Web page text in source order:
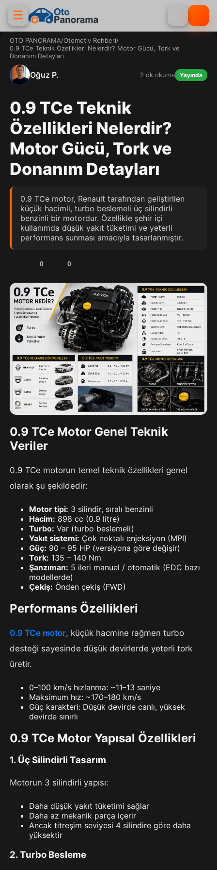
☰
OTO PANORAMA/Otomotiv Rehberi/
0.9 TCe Teknik Özellikleri Nelerdir? Motor Gücü, Tork ve
Donanım Detayları
Oğuz P. 2 dk okuma Yayında
0.9 TCe Teknik
Özellikleri Nelerdir?
Motor Gücü, Tork ve
Donanım Detayları
0.9 TCe motor, Renault tarafından geliştirilen
küçük hacimli, turbo beslemeli üç silindirli
benzinli bir motordur. Özellikle şehir içi
kullanımda düşük yakıt tüketimi ve yeterli
performans sunması amacıyla tasarlanmıştır.
0 0
0.9 TCe Motor Genel Teknik
Veriler
0.9 TCe motorun temel teknik özellikleri genel
olarak şu şekildedir:
Motor tipi: 3 silindir, sıralı benzinli
Hacim: 898 cc (0.9 litre)
Turbo: Var (turbo beslemeli)
Yakıt sistemi: Çok noktalı enjeksiyon (MPI)
Güç: 90 – 95 HP (versiyona göre değişir)
Tork: 135 – 140 Nm
Şanzıman: 5 ileri manuel / otomatik (EDC bazı
modellerde)
Çekiş: Önden çekiş (FWD)
Performans Özellikleri
0.9 TCe motor, küçük hacmine rağmen turbo
desteği sayesinde düşük devirlerde yeterli tork
üretir.
0–100 km/s hızlanma: ~11–13 saniye
Maksimum hız: ~170–180 km/s
Güç karakteri: Düşük devirde canlı, yüksek
devirde sınırlı
0.9 TCe Motor Yapısal Özellikleri
1. Üç Silindirli Tasarım
Motorun 3 silindirli yapısı:
Daha düşük yakıt tüketimi sağlar
Daha az mekanik parça içerir
Ancak titreşim seviyesi 4 silindire göre daha
yüksektir
2. Turbo Besleme